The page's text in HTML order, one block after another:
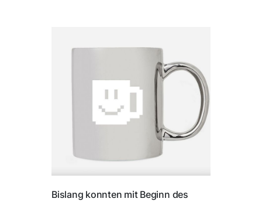
Bislang konnten mit Beginn des